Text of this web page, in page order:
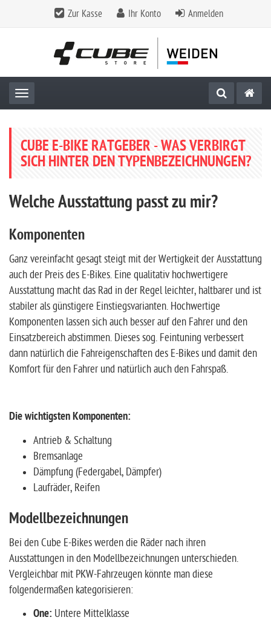
Zur Kasse Ihr Konto Anmelden
Toggle navigation
CUBE E-BIKE RATGEBER - WAS VERBIRGT
SICH HINTER DEN TYPENBEZEICHNUNGEN?
Welche Ausstattung passt zu mir?
Komponenten
Ganz vereinfacht gesagt steigt mit der Wertigkeit der Ausstattung
auch der Preis des E-Bikes. Eine qualitativ hochwertigere
Ausstattung macht das Rad in der Regel leichter, haltbarer und ist
stabiler als günstigere Einstiegsvarianten. Hochwertige
Komponenten lassen sich auch besser auf den Fahrer und den
Einsatzbereich abstimmen. Dieses sog. Feintuning verbessert
dann natürlich die Fahreigenschaften des E-Bikes und damit den
Komfort für den Fahrer und natürlich auch den Fahrspaß.
Die wichtigsten Komponenten:
Antrieb & Schaltung
Bremsanlage
Dämpfung (Federgabel, Dämpfer)
Laufräder, Reifen
Modellbezeichnungen
Bei den Cube E-Bikes werden die Räder nach ihren
Ausstattungen in den Modellbezeichnungen unterschieden.
Vergleichbar mit PKW-Fahrzeugen könnte man diese
folgendermaßen kategorisieren:
One: Untere Mittelklasse